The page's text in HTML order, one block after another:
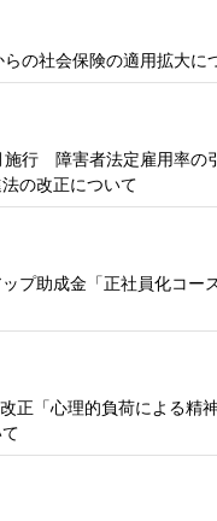
の社会保険の適用拡大に
施行 障害者法定雇用率の
の改正について
プ助成金「正社員化コー
正「心理的負荷による精